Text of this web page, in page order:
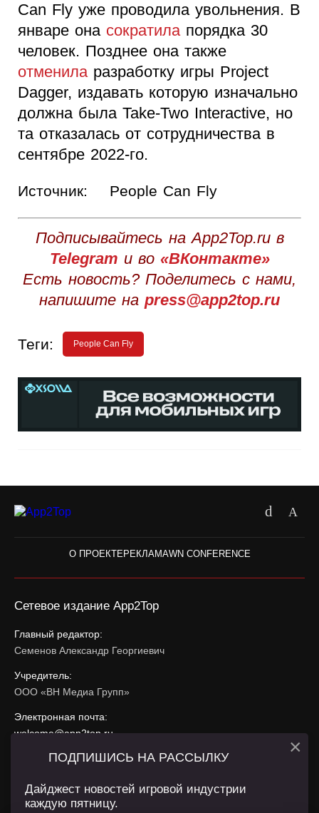
Can Fly уже проводила увольнения. В
январе она сократилапорядка 30
человек. Позднее она также
отмениларазработку игры Project
Dagger, издавать которую изначально
должна была Take-Two Interactive, но
та отказалась от сотрудничества в
сентябре 2022-го.
Источник: People Can Fly
Подписывайтесь на App2Top.ru в
Telegram и во «ВКонтакте»
Есть новость? Поделитесь с нами,
напишите на press@app2top.ru
Теги: People Can Fly
О ПРОЕКТЕРЕКЛАМАWN CONFERENCE
Сетевое издание App2Top
Главный редактор:
Семенов Александр Георгиевич
Учредитель:
ООО «ВН Медиа Групп»
Электронная почта:
welcome@app2top.ru
При использовании материалов активная ссылка на
Сайт использует IP адреса, cookie, данные геолокации
ПОДПИШИСЬ НА РАССЫЛКУ
Дайджест новостей игровой индустрии
каждую пятницу.
×